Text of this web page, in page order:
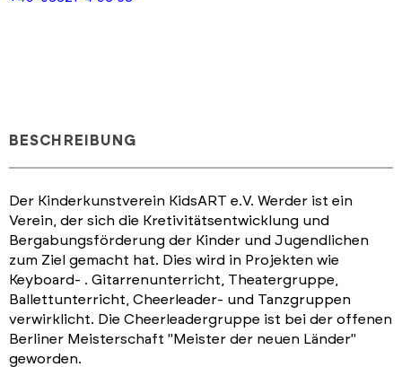
BESCHREIBUNG
Der Kinderkunstverein KidsART e.V. Werder ist ein
Verein, der sich die Kretivitätsentwicklung und
Bergabungsförderung der Kinder und Jugendlichen
zum Ziel gemacht hat. Dies wird in Projekten wie
Keyboard- . Gitarrenunterricht, Theatergruppe,
Ballettunterricht, Cheerleader- und Tanzgruppen
verwirklicht. Die Cheerleadergruppe ist bei der offenen
Berliner Meisterschaft "Meister der neuen Länder"
geworden.